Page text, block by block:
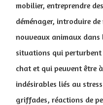
mobilier, entreprendre
déménager, introduire
nouveaux animaux
situations qui
chat et qui peuvent être
indésirables liés au
griffades, réactions de